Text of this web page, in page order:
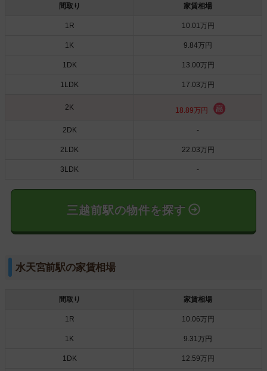
間取り 家賃相場
1R 10.01万円
1K 9.84万円
1DK 13.00万円
1LDK 17.03万円
2K 18.89万円
2DK -
2LDK 22.03万円
3LDK -
三越前駅の物件を探す
水天宮前駅の家賃相場
間取り 家賃相場
1R 10.06万円
1K 9.31万円
1DK 12.59万円